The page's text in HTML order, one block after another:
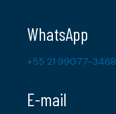
WhatsApp
+55 21 99077-3468
E-mail